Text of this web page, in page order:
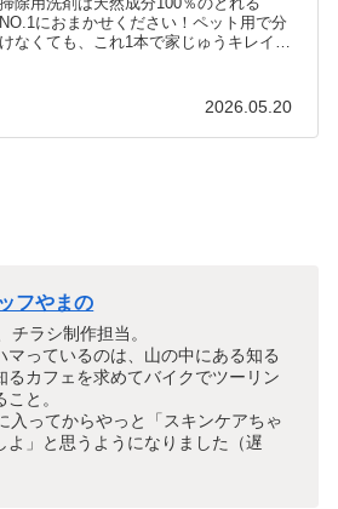
NO.1におまかせください！ペット用で分
けなくても、これ1本で家じゅうキレイに
2026.05.20
フやまの
チラシ制作担当。
マっているのは、山の中にある知る
るカフェを求めてバイクでツーリン
こと。
入ってからやっと「スキンケアちゃ
よ」と思うようになりました（遅